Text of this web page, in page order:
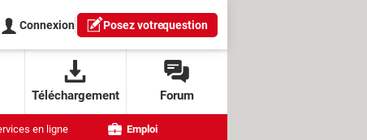
Connexion Posez votrequestion
Téléchargement Forum
en ligne Emploi